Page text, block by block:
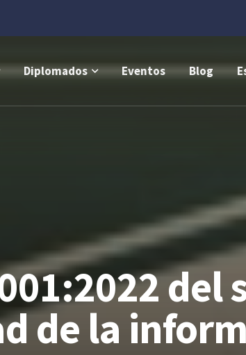
Diplomados Eventos Blog
del
de la